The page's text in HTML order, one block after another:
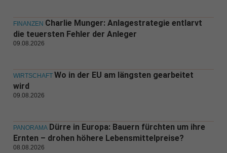
FINANZEN Charlie Munger: Anlagestrategie entlarvt
die teuersten Fehler der Anleger
09.08.2026
WIRTSCHAFT Wo in der EU am längsten gearbeitet
wird
09.08.2026
PANORAMA Dürre in Europa: Bauern fürchten um ihre
Ernten – drohen höhere Lebensmittelpreise?
08.08.2026